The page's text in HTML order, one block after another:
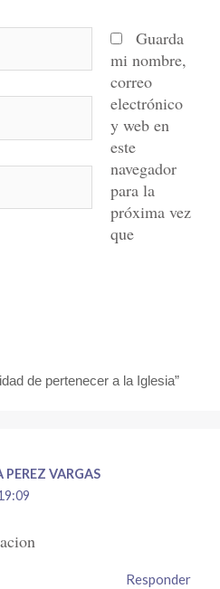
Guarda
mi nombre,
correo
electrónico
y web en
este
navegador
para la
próxima vez
que
de pertenecer a la Iglesia”
VARGAS
Responder